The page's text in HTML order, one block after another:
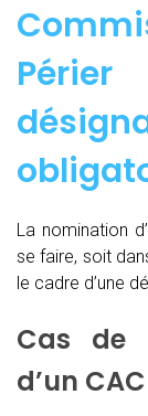
La nomination
se faire, soit
le cadre d’une
Cas de
d’un CAC